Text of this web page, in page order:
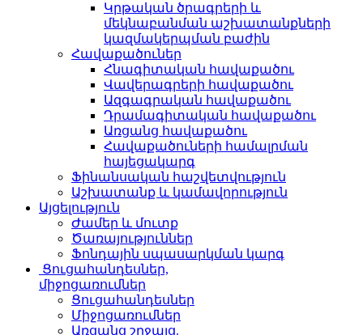
Կրթական ծրագրերի և
մեկնաբանման աշխատանքների
կազմակերպման բաժին
Հավաքածուներ
Հնագիտական հավաքածու
Վավերագրերի հավաքածու
Ազգագրական հավաքածու
Դրամագիտական հավաքածու
Առցանց հավաքածու
Հավաքածուների համալրման
հայեցակարգ
Ֆինանսական հաշվետվություն
Աշխատանք և կամավորություն
Այցելություն
Ժամեր և մուտք
Ծառայություններ
Ֆոնդային սպասարկման կարգ
Ցուցահանդեսներ,
միջոցառումներ
Ցուցահանդեսներ
Միջոցառումներ
Առցանց շրջայց.